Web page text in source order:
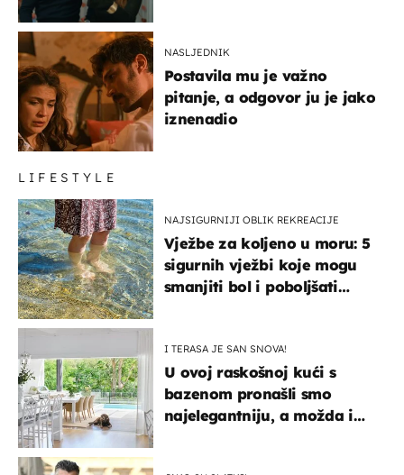
NASLJEDNIK
Postavila mu je važno
pitanje, a odgovor ju je jako
iznenadio
LIFESTYLE
NAJSIGURNIJI OBLIK REKREACIJE
Vježbe za koljeno u moru: 5
sigurnih vježbi koje mogu
smanjiti bol i poboljšati
I TERASA JE SAN SNOVA!
U ovoj raskošnoj kući s
bazenom pronašli smo
najelegantniju, a možda i